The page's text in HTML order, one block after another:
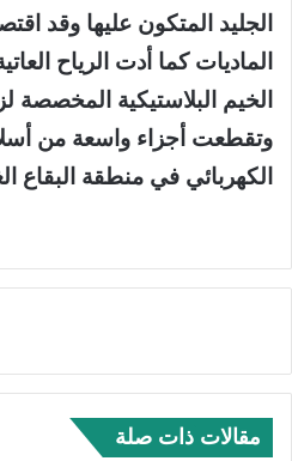
الجليد المتكون عليها وقد
الماديات كما أدت الرياح
الخيم البلاستيكية المخصصة
وتقطعت أجزاء واسعة من
الكهربائي في منطقة
مقالات ذات صلة